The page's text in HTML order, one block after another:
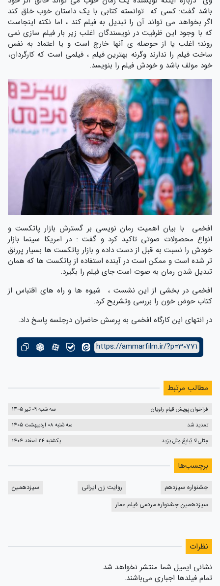
باشد گفت: کسی که توانسته کتابی با یک داستان خوب خلق کند
اگر بخواهد می تواند آن را تبدیل به فیلم کند ، اما نکته اینجاست
که با وجود این ظرفیت در نویسندگان اغلب زیر بار فیلم سازی نمی
روند؛ اغلب یا از حوصله ی آنها خارج است و یا اعتماد به نفس
ساخت فیلم را ندارند وگرنه بهترین فیلم ، فیلمی است که کارگردان،
خود مولف باشد و خودش فیلم را بنویسد.
افخمی با بیان اهمیت رمان نویسی بر گسترش بازار پاتکست و
انواع محصولات صوتی تاکید کرد و گفت : در امریکا سینما بازار
خودش را نسبت به قبل از دست داده و بازار پاتکست ها بسیار پررنق
تر شده است و ممکن است در آینده استفاده از پاتکست ها که همان
تبدیل شدن رمان به صوت است جای فیلم را بگیرد.
افخمی در بخشی از این نشست ، شیوه ها و راه های اقتباس از
کتاب حوض خون را بررسی وتشریح کرد.
در انتهای این کارگاه افخمی به پرسش حاضران درجلسه پاسخ داد.
https://ammarfilm.ir/?p=30771
مطالب مرتبط
فراخوان پویش قیام راویان
سه شنبه 09 تیر 1405
تمدید شد
سه شنبه 08 اردیبهشت 1405
مِثلی لا یُبایِعُ مِثلَ یَزید
یکشنبه 24 اسفند 1404
برچسب‌ها
جشنواره سیزدهم روایت زن ایرانی
سیزدهمین
سیزدهمین جشنواره مردمی فیلم عمار
نظرات
نشانی ایمیل شما منتشر نخواهد شد.
تمام فیلدها اجباری می‌باشند.